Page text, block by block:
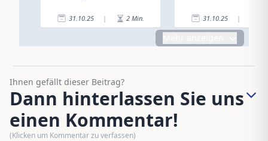
31.10.25 | 2 Min. 31.10.25 |
Ihnen gefällt dieser Beitrag?
Dann hinterlassen Sie uns
einen Kommentar!
(Klicken um Kommentar zu verfassen)